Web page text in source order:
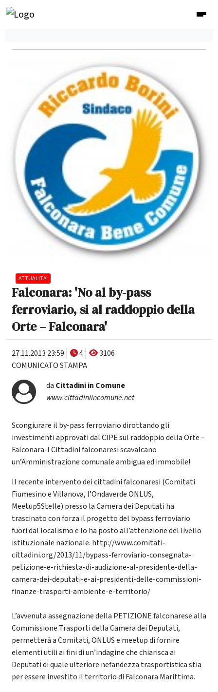
ATTUALITA'
Falconara: 'No al by-pass
ferroviario, si al raddoppio della
Orte – Falconara'
27.11.2013 23:59 4
3106
COMUNICATO STAMPA
da Cittadini in Comune
www.cittadiniincomune.net
Scongiurare il by-pass ferroviario dirottando gli
investimenti approvati dal CIPE sul raddoppio della Orte –
Falconara. I Cittadini falconaresi scavalcano
un’Amministrazione comunale ambigua ed immobile!
Il recente intervento dei cittadini falconaresi (Comitati
Fiumesino e Villanova, l’Ondaverde ONLUS,
Meetup5Stelle) presso la Camera dei Deputati ha
trascinato con forza il progetto del bypass ferroviario
fuori dal localismo e lo ha posto all’attenzione del livello
istituzionale nazionale. http://www.comitati-
cittadini.org/2013/11/bypass-ferroviario-consegnata-
petizione-e-richiesta-di-audizione-al-presidente-della-
camera-dei-deputati-e-ai-presidenti-delle-commissioni-
finanze-trasporti-ambiente-e-territorio/
L’avvenuta assegnazione della PETIZIONE falconarese alla
Commissione Trasporti della Camera dei Deputati,
permetterà a Comitati, ONLUS e meetup di fornire
elementi utili ai fini di un’indagine che chiarisca ai
Deputati di quale ulteriore nefandezza trasportistica stia
per essere investito il territorio di Falconara Marittima.